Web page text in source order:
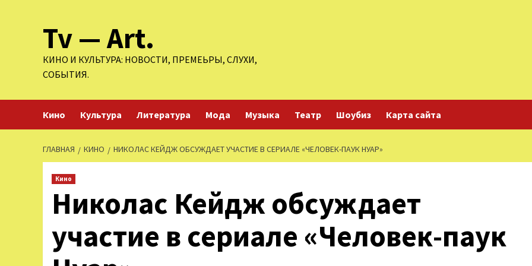
содержимомуTv — Art.
КИНО И КУЛЬТУРА: НОВОСТИ, ПРЕМЕЬРЫ, СЛУХИ,
СОБЫТИЯ.
Кино Культура Литература Мода Музыка Театр Шоубиз Карта сайта
ГЛАВНАЯ КИНО НИКОЛАС КЕЙДЖ ОБСУЖДАЕТ УЧАСТИЕ В СЕРИАЛЕ «ЧЕЛОВЕК-ПАУК НУАР»
Кино
Николас Кейдж обсуждает
участие в сериале «Человек-паук